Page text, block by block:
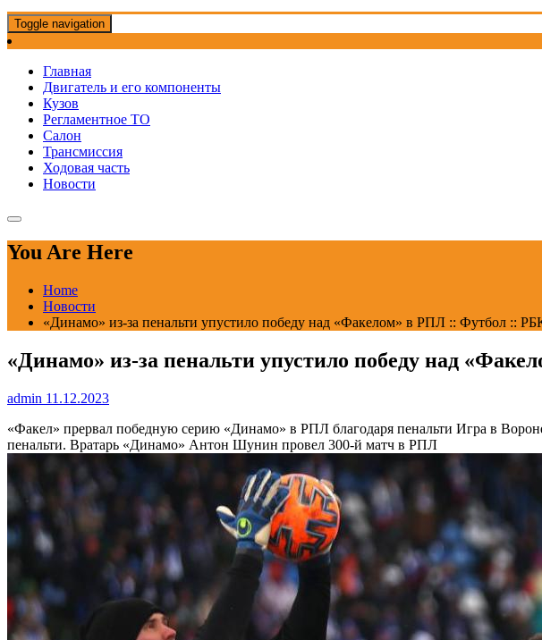
Toggle navigation
Главная
Двигатель и его компоненты
Кузов
Регламентное ТО
Салон
Трансмиссия
Ходовая часть
Новости
You Are Here
Home
Новости
«Динамо» из-за пенальти упустило победу над «Факелом» в РПЛ :: Футбол ::
«Динамо» из-за пенальти упустило победу над
admin 11.12.2023
«Факел» прервал победную серию «Динамо» в РПЛ благодаря пенальти Игра в
пенальти. Вратарь «Динамо» Антон Шунин провел 300-й матч в РПЛ